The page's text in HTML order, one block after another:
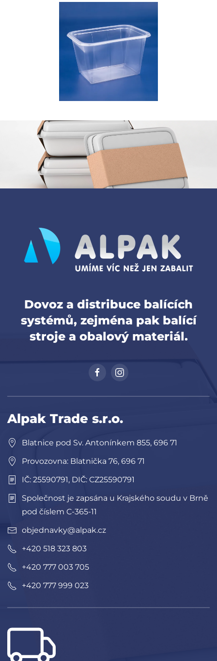
Dovoz a distribuce balících
systémů, zejména pak balící
stroje a obalový materiál.
Alpak Trade s.r.o.
Blatnice pod Sv. Antonínkem 855, 696 71
Provozovna: Blatnička 76, 696 71
IČ: 25590791, DIČ: CZ25590791
Společnost je zapsána u Krajského soudu v Brně
pod číslem C-365-11
objednavky@alpak.cz
+420 518 323 803
+420 777 003 705
+420 777 999 023